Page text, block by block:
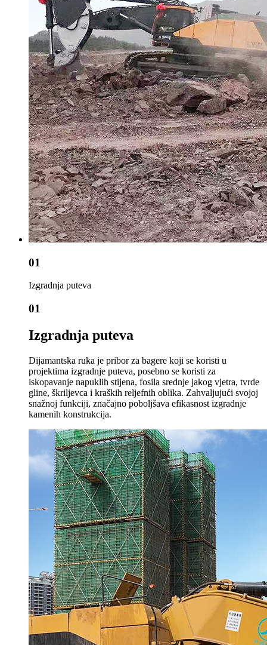
01
Izgradnja puteva
01
Izgradnja puteva
Dijamantska ruka je pribor za bagere koji se koristi u
projektima izgradnje puteva, posebno se koristi za
iskopavanje napuklih stijena, fosila srednje jakog vjetra, tvrde
gline, škriljevca i kraških reljefnih oblika. Zahvaljujući svojoj
snažnoj funkciji, značajno poboljšava efikasnost izgradnje
kamenih konstrukcija.